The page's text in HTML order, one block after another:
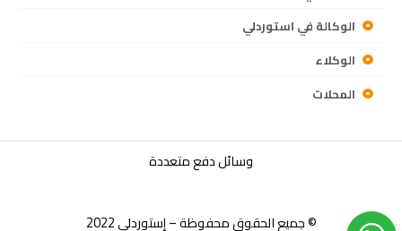
الوكالة في استوردلي
الوكلاء
المحلات
وسائل دفع متعددة
© جميع الحقوق محفوظة – إستوردلي 2022